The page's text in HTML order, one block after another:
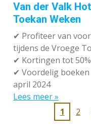
Van der Valk
Toekan Weken
✔ Profiteer van
tijdens de Vroege
✔ Kortingen tot
✔ Voordelig
april 2024
Lees meer »
1
2